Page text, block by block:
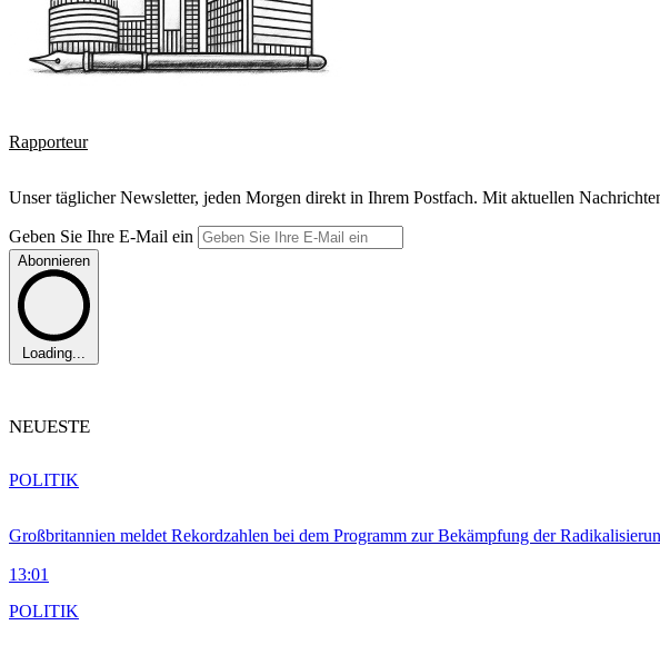
Rapporteur
Unser täglicher Newsletter, jeden Morgen direkt in Ihrem Postfach. Mit aktuellen
Geben Sie Ihre E-Mail ein
Abonnieren
Loading...
NEUESTE
Großbritannien meldet Rekordzahlen bei dem Programm zur Bekämpfung der
13:01
POLITIK
POLITIK